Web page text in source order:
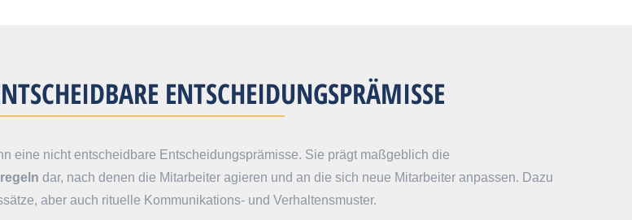
ENTSCHEIDUNGS­­PRÄMISSE
eine nicht entscheidbare Entscheidungsprämisse. Sie prägt maßgeblich die
dar, nach denen die Mitarbeiter agieren und an die sich neue Mitarbeiter anpassen. Dazu
aber auch rituelle Kommunikations- und Verhaltensmuster.